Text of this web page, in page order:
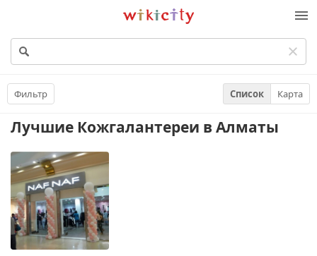
Викисити
Фильтр Список Карта
Лучшие Кожгалантереи в Алматы